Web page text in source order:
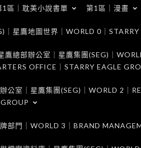
1區｜耽美小說書單 第1區｜漫畫
｜星鷹地圖世界｜WORLD 0｜
鷹總部辦公室｜星鷹集團(SEG)｜
OFFICE｜STARRY EAGLE
公室｜星鷹集團(SEG)｜WORLD 2｜
部門｜WORLD 3｜BRAND